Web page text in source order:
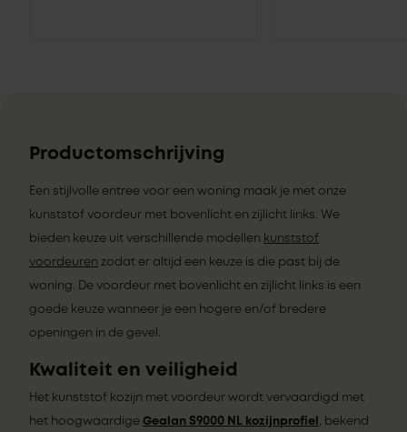
Productomschrijving
Een stijlvolle entree voor een woning maak je met onze
kunststof voordeur met bovenlicht en zijlicht links. We
bieden keuze uit verschillende modellen kunststof
voordeuren zodat er altijd een keuze is die past bij de
woning. De voordeur met bovenlicht en zijlicht links is een
goede keuze wanneer je een hogere en/of bredere
openingen in de gevel.
Kwaliteit en veiligheid
Het kunststof kozijn met voordeur wordt vervaardigd met
het hoogwaardige Gealan S9000 NL kozijnprofiel , bekend